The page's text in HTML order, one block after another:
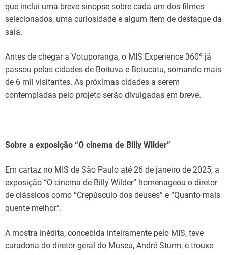
que inclui uma breve sinopse sobre cada um dos filmes
selecionados, uma curiosidade e algum item de destaque da
sala.
Antes de chegar a Votuporanga, o MIS Experience 360º já
passou pelas cidades de Boituva e Botucatu, somando mais
de 6 mil visitantes. As próximas cidades a serem
contempladas pelo projeto serão divulgadas em breve.
Sobre a exposição “O cinema de Billy Wilder”
Em cartaz no MIS de São Paulo até 26 de janeiro de 2025, a
exposição “O cinema de Billy Wilder” homenageou o diretor
de clássicos como “Crepúsculo dos deuses” e “Quanto mais
quente melhor”.
A mostra inédita, concebida inteiramente pelo MIS, teve
curadoria do diretor-geral do Museu, André Sturm, e trouxe